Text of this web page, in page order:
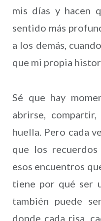
mis días y hacen
sentido más
a los demás,
que mi propia
Sé que hay
abrirse,
huella. Pero cada
que los
esos encuentros
tiene por qué ser
también puede
donde cada risa,